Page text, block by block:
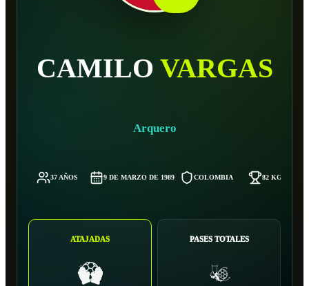
CAMILO VARGAS
Arquero
37 AÑOS 9 DE MARZO DE 1989 COLOMBIA 82 KG
ATAJADAS PASES TOTALES